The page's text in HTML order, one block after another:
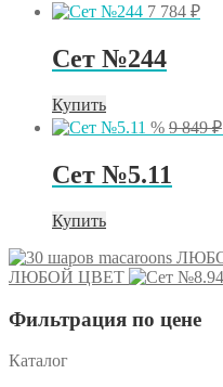
7 784 ₽
Сет №244
Купить
% 9 849₽
Сет №5.11
Купить
ЛЮБОЙ ЦВЕТ
Фильтрация по цене
Каталог